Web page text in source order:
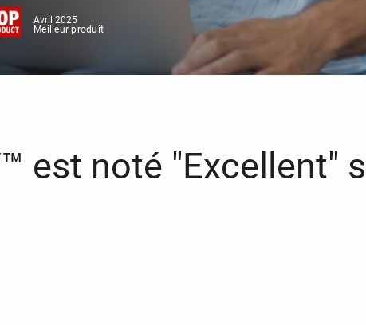
Avril 2025
Meilleur produit
est noté "Excellent"